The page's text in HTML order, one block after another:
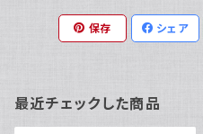
保存 シェア
最近チェックした商品